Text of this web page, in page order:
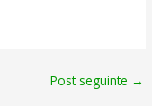
Post seguinte →